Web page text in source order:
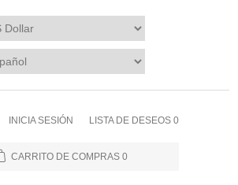
INICIA SESIÓN LISTA DE DESEOS 0
CARRITO DE COMPRAS 0